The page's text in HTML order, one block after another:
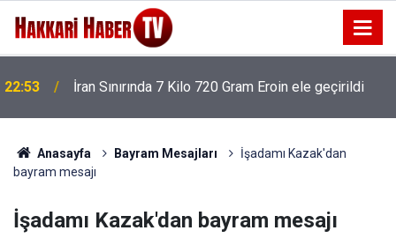
22:53 İran Sınırında 7 Kilo 720 Gram Eroin ele geçirildi
Anasayfa Bayram Mesajları
İşadamı Kazak'dan
bayram mesajı
İşadamı Kazak'dan bayram mesajı